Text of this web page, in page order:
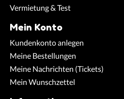
Vermietung & Test
Mein Konto
Kundenkonto anlegen
Meine Bestellungen
Meine Nachrichten (Tickets)
Mein Wunschzettel